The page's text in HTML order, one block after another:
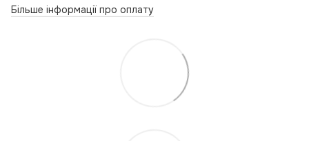
Більше інформації про оплату